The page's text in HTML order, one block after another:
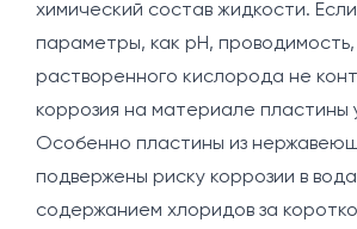
химический состав жидкости.
параметры, как pH,
растворенного кислорода не
коррозия на материале пластины
Особенно пластины из
подвержены риску коррозии в
содержанием хлоридов за